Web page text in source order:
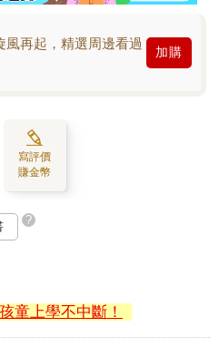
再起，精選周邊看過
加購
寫評價
賺金幣
?
童上學不中斷！